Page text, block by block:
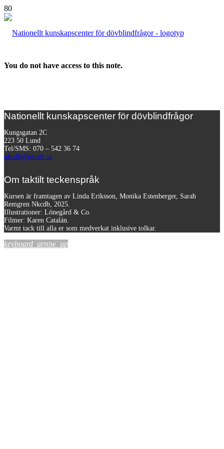
You do not have access to this note.
Nationellt kunskapscenter för dövblindfrågor
Kungsgatan 2C
223 50 Lund
Tel/SMS: 070 – 542 36 74
nkcdb@nkcdb.se
Om taktilt teckenspråk
Kursen är framtagen av Linda Eriksson, Monika Estenberger, Sarah
Remgren Nkcdb, 2025.
Illustrationer: Lönegård & Co.
Filmer: Karen Catalán.
Varmt tack till alla er som medverkat inklusive tolkar.
keyboard_arrow_up